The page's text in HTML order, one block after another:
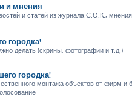
и мнения
и статей из журнала С.О.К., мнения
городка!
делать (скрины, фотографии и т.д.)
городка!
монтажа объектов от фирм и